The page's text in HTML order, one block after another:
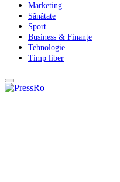
Marketing
Sănătate
Sport
Business & Finanțe
Tehnologie
Timp liber